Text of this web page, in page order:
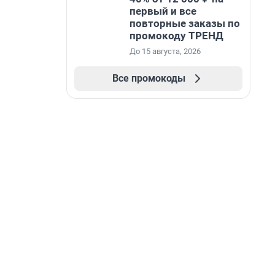
первый и все
повторные заказы по
промокоду ТРЕНД
До 15 августа, 2026
Все промокоды